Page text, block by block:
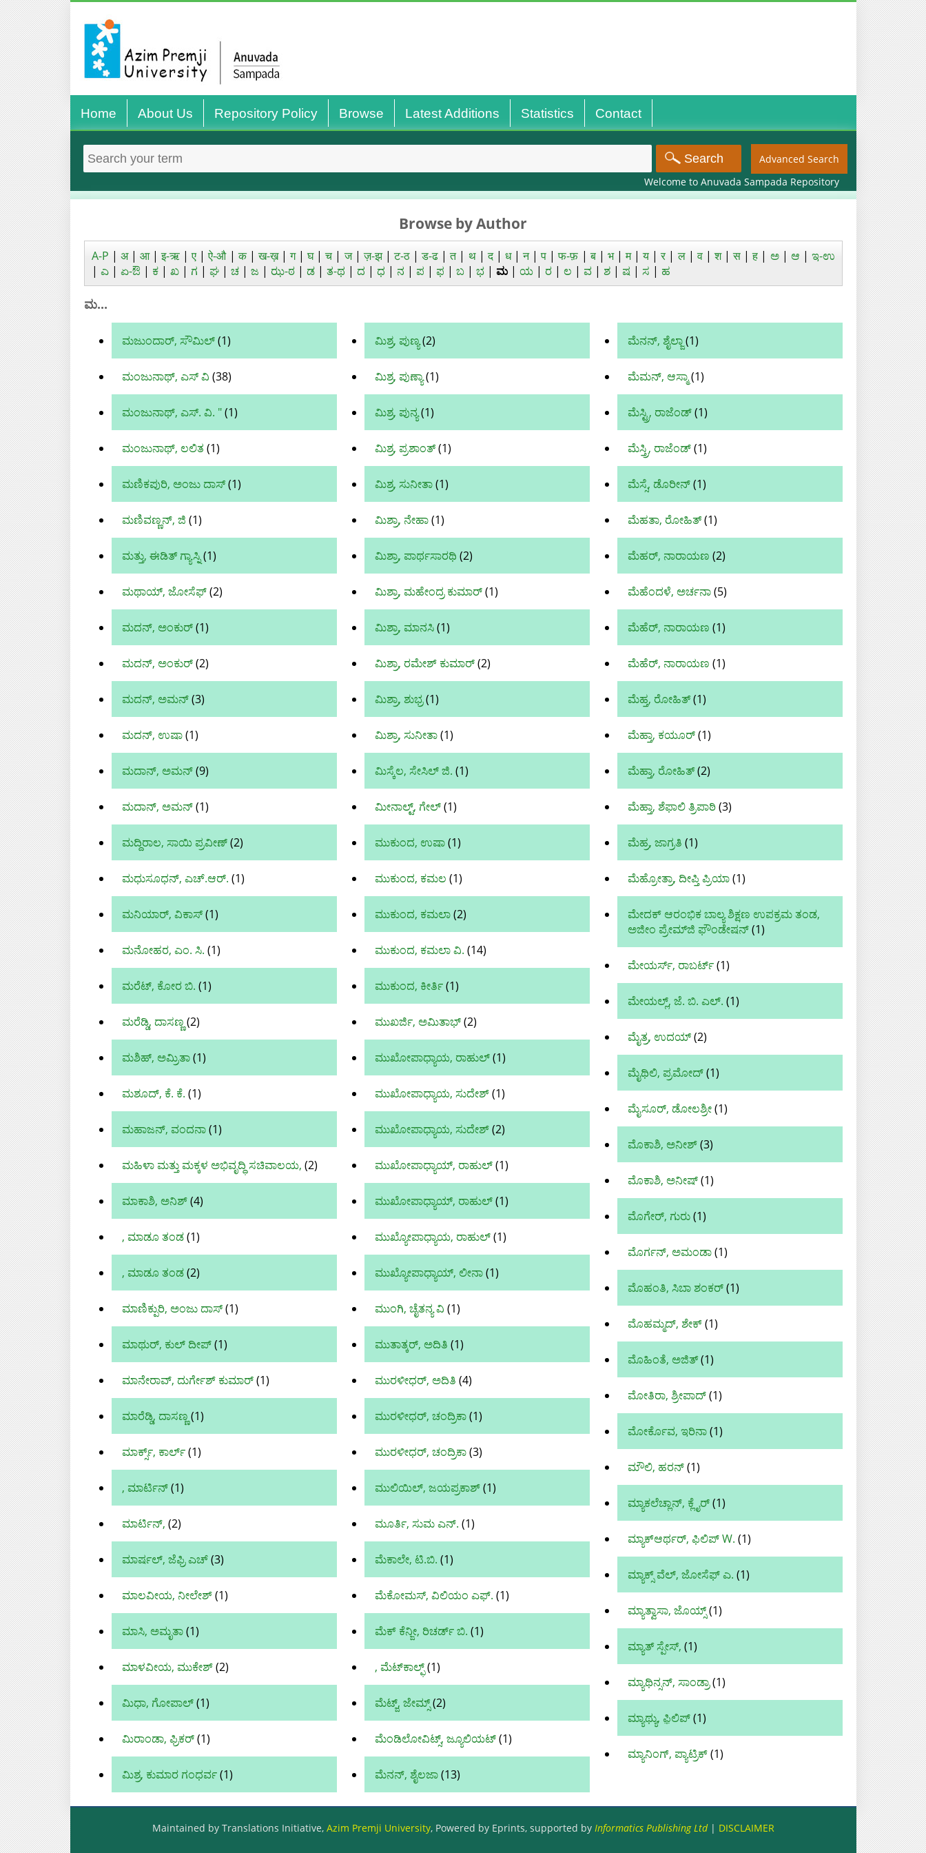
Home About Us Repository Policy Browse Latest Additions Statistics Contact
Advanced Search
Welcome to Anuvada Sampada Repository
Browse by Author
A-P | अ| आ|इ-ऋ |ए |ऐ-औ|क|ख-ख़|ग|घ|च |ज|ज़-झ|ट-ठ|ड-ढ |त| थ|द| ध|न|प |फ-फ़ |ब| भ|म|य |र|ल|व|श|स |ह | ಅ| ಆ | ಇ-ಉ
| ಎ| ಏ-ಔ | ಕ| ಖ| ಗ | ಘ| ಚ| ಜ | ಝ-ಠ| ಡ| ತ-ಥ | ದ | ಧ | ನ | ಪ | ಫ | ಬ| ಭ| ಮ| ಯ| ರ| ಲ | ವ| ಶ| ಷ | ಸ | ಹ
ಮ...
ಮಜುಂದಾರ್, ಸೌಮಿಲ್(1)
ಮಂಜುನಾಥ್, ಎಸ್ ವಿ (38)
ಮಂಜುನಾಥ್, ಎಸ್. ವಿ. "(1)
ಮಂಜುನಾಥ್, ಲಲಿತ (1)
ಮಣಿಕಪುರಿ, ಅಂಜು ದಾಸ್(1)
ಮಣಿವಣ್ಣನ್‌, ಜಿ (1)
ಮತ್ತು, ಈಡಿತ್ ಗ್ಯಾಸ್ನಿ(1)
ಮಥಾಯ್, ಜೋಸೆಫ್(2)
ಮದನ್, ಅಂಕುರ್‌(1)
ಮದನ್, ಅಂಕುರ್(2)
ಮದನ್, ಅಮನ್(3)
ಮದನ್‌, ಉಷಾ(1)
ಮದಾನ್, ಅಮನ್‌(9)
ಮದಾನ್, ಅಮನ್(1)
ಮದ್ದಿರಾಲ, ಸಾಯಿ ಪ್ರವೀಣ್(2)
ಮಧುಸೂಧನ್, ಎಚ್.ಆರ್. (1)
ಮನಿಯಾರ್, ವಿಕಾಸ್(1)
ಮನೋಹರ, ಎಂ. ಸಿ. (1)
ಮರೆಟ್, ಕೋರ ಬಿ. (1)
ಮರೆಡ್ಡಿ, ದಾಸಣ್ಣ (2)
ಮಶಿಹ್, ಅಮ್ರಿತಾ(1)
ಮಶೂದ್‌, ಕೆ. ಕೆ. (1)
ಮಹಾಜನ್, ವಂದನಾ(1)
ಮಹಿಳಾ ಮತ್ತು ಮಕ್ಕಳ ಅಭಿವೃದ್ಧಿ ಸಚಿವಾಲಯ, (2)
ಮಾಕಾಶಿ, ಅನಿಶ್‌(4)
, ಮಾಡೂ ತಂಡ(1)
, ಮಾಡೂ ತಂಡ(2)
ಮಾಣಿಕ್ಪುರಿ, ಅಂಜು ದಾಸ್‌(1)
ಮಾಥುರ್, ಕುಲ್ ದೀಪ್(1)
ಮಾನೇರಾವ್, ದುರ್ಗೇಶ್‌ ಕುಮಾರ್(1)
ಮಾರೆಡ್ಡಿ, ದಾಸಣ್ಣ (1)
ಮಾರ್ಕ್ಸ್, ಕಾರ್ಲ್(1)
, ಮಾರ್ಟಿನ್(1)
ಮಾರ್ಟಿನ್, (2)
ಮಾರ್ಷಲ್, ಜೆಫ್ರಿ ಎಚ್(3)
ಮಾಲವೀಯ, ನೀಲೇಶ್(1)
ಮಾಸಿ, ಅಮೃತಾ(1)
ಮಾಳವೀಯ, ಮುಕೇಶ್‌(2)
ಮಿಧಾ, ಗೋಪಾಲ್(1)
ಮಿರಾಂಡಾ, ಫ್ರಿಕರ್(1)
ಮಿಶ್ರ, ಕುಮಾರ ಗಂಧರ್ವ(1)
ಮಿಶ್ರ, ಪುಣ್ಯ(2)
ಮಿಶ್ರ, ಪುಣ್ಯಾ(1)
ಮಿಶ್ರ, ಪುನ್ಯ(1)
ಮಿಶ್ರ, ಪ್ರಶಾಂತ್‌(1)
ಮಿಶ್ರ, ಸುನೀತಾ(1)
ಮಿಶ್ರಾ, ನೇಹಾ(1)
ಮಿಶ್ರಾ, ಪಾರ್ಥಸಾರಥಿ (2)
ಮಿಶ್ರಾ, ಮಹೇಂದ್ರ ಕುಮಾರ್(1)
ಮಿಶ್ರಾ, ಮಾನಸಿ(1)
ಮಿಶ್ರಾ, ರಮೇಶ್ ಕುಮಾರ್(2)
ಮಿಶ್ರಾ, ಶುಭ್ರ(1)
ಮಿಶ್ರಾ, ಸುನೀತಾ(1)
ಮಿಸ್ಕೆಲ, ಸೇಸಿಲ್ ಜಿ. (1)
ಮೀನಾಲ್ಟ್, ಗೇಲ್(1)
ಮುಕುಂದ, ಉಷಾ(1)
ಮುಕುಂದ, ಕಮಲ (1)
ಮುಕುಂದ, ಕಮಲಾ(2)
ಮುಕುಂದ, ಕಮಲಾ ವಿ. (14)
ಮುಕುಂದ, ಕೀರ್ತಿ(1)
ಮುಖರ್ಜಿ, ಅಮಿತಾಭ್(2)
ಮುಖೋಪಾಧ್ಯಾಯ, ರಾಹುಲ್‌(1)
ಮುಖೋಪಾಧ್ಯಾಯ, ಸುದೇಶ್‌(1)
ಮುಖೋಪಾಧ್ಯಾಯ, ಸುದೇಶ್(2)
ಮುಖೋಪಾಧ್ಯಾಯ್, ರಾಹುಲ್‌(1)
ಮುಖೋಪಾಧ್ಯಾಯ್, ರಾಹುಲ್(1)
ಮುಖ್ಯೋಪಾಧ್ಯಾಯ, ರಾಹುಲ್‌(1)
ಮುಖ್ಯೋಪಾಧ್ಯಾಯ್, ಲೀನಾ(1)
ಮುಂಗಿ, ಚೈತನ್ಯ ವಿ (1)
ಮುತಾತ್ಕರ್, ಅದಿತಿ (1)
ಮುರಳೀಧರ್‌, ಅದಿತಿ (4)
ಮುರಳೀಧರ್, ಚಂದ್ರಿಕಾ(1)
ಮುರಳೀಧರ್‌, ಚಂದ್ರಿಕಾ(3)
ಮುಲಿಯಿಲ್, ಜಯಪ್ರಕಾಶ್(1)
ಮೂರ್ತಿ, ಸುಮ ಎನ್. (1)
ಮೆಕಾಲೇ, ಟಿ.ಬಿ. (1)
ಮೆಕೋಮಸ್, ವಿಲಿಯಂ ಎಫ್. (1)
ಮೆಕ್ ಕೆನ್ಜೀ, ರಿಚರ್ಡ್ ಬಿ. (1)
, ಮೆಟ್‌ಕಾಲ್ಫ್(1)
ಮೆಟ್ಜ್, ಜೇಮ್ಸ್(2)
ಮೆಂಡಿಲೋವಿಟ್ಸ್, ಜ್ಯೂಲಿಯಟ್(1)
ಮೆನನ್, ಶೈಲಜಾ(13)
ಮೆನನ್, ಶೈಲ್ಜಾ(1)
ಮೆಮನ್‌, ಆಸ್ಮಾ(1)
ಮೆಸ್ಟ್ರಿ, ರಾಜೆಂಡ್(1)
ಮೆಸ್ತ್ರಿ, ರಾಜೆಂಡ್(1)
ಮೆಸ್ಸೆ, ಡೊರೀನ್(1)
ಮೆಹತಾ, ರೋಹಿತ್(1)
ಮೆಹರ್, ನಾರಾಯಣ (2)
ಮೆಹೆಂದಳೆ, ಅರ್ಚನಾ(5)
ಮೆಹೆರ್, ನಾರಾಯಣ (1)
ಮೆಹೆರ್‌, ನಾರಾಯಣ (1)
ಮೆಹ್ತ, ರೋಹಿತ್(1)
ಮೆಹ್ತಾ, ಕಯೂರ್(1)
ಮೆಹ್ತಾ, ರೋಹಿತ್‌(2)
ಮೆಹ್ತಾ, ಶೆಫಾಲಿ ತ್ರಿಪಾಠಿ(3)
ಮೆಹ್ರ, ಜಾಗ್ರತಿ (1)
ಮೆಹ್ರೋತ್ರಾ, ದೀಪ್ತಿ ಪ್ರಿಯಾ(1)
ಮೇದಕ್ ಆರಂಭಿಕ ಬಾಲ್ಯ ಶಿಕ್ಷಣ ಉಪಕ್ರಮ ತಂಡ,
ಅಜೀಂ ಪ್ರೇಮ್‌ಜಿ ಫೌಂಡೇಷನ್(1)
ಮೇಯರ್ಸ್, ರಾಬರ್ಟ್(1)
ಮೇಯಲ್ಲ್, ಜೆ. ಬಿ. ಎಲ್. (1)
ಮೈತ್ರ, ಉದಯ್‌(2)
ಮೈಥಿಲಿ, ಪ್ರಮೋದ್(1)
ಮೈಸೂರ್, ಡೋಲಶ್ರೀ(1)
ಮೊಕಾಶಿ, ಅನೀಶ್(3)
ಮೊಕಾಶಿ, ಅನೀಷ್(1)
ಮೊಗೇರ್‌, ಗುರು(1)
ಮೊರ್ಗನ್, ಅಮಂಡಾ(1)
ಮೊಹಂತಿ, ಸಿಬಾ ಶಂಕರ್(1)
ಮೊಹಮ್ಮದ್‌, ಶೇಕ್‌(1)
ಮೊಹಿಂತೆ, ಅಜಿತ್(1)
ಮೋತಿರಾ, ಶ್ರೀಪಾದ್(1)
ಮೋರ್ಕೊವ, ಇರಿನಾ(1)
ಮೌಲಿ, ಹರನ್‌(1)
ಮ್ಯಾಕಲೆಚ್ಲಾನ್, ಕ್ಲೈರ್(1)
ಮ್ಯಾಕ್‌ಆರ್ಥರ್, ಫಿಲಿಪ್ W. (1)
ಮ್ಯಾಕ್ಸ್ ವೆಲ್, ಜೋಸೆಫ್ ಎ. (1)
ಮ್ಯಾತ್ವಾಸಾ, ಜೊಯ್ಸ್(1)
ಮ್ಯಾತ್‌ ಸ್ಪೇಸ್, (1)
ಮ್ಯಾಥಿನ್ಸನ್, ಸಾಂಡ್ರಾ(1)
ಮ್ಯಾಥ್ಯು, ಫ಼ಿಲಿಪ್‌(1)
ಮ್ಯಾನಿಂಗ್, ಪ್ಯಾಟ್ರಿಕ್(1)
Maintained by Translations Initiative, Azim Premji University, Powered by Eprints, supported by Informatics Publishing Ltd| DISCLAIMER